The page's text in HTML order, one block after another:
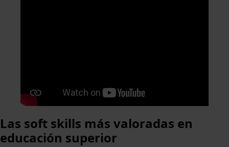
Las soft skills más valoradas en
educación superior